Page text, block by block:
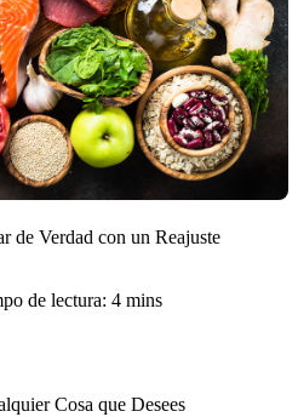
de Verdad con un Reajuste
de lectura: 4 mins
Cosa que Desees